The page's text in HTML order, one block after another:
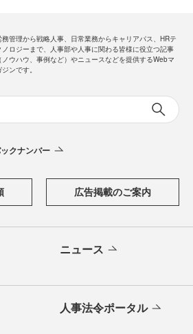
務管理から戦略人事、日常業務からキャリアパス、HRテ
ノロジーまで、人事部や人事に関わる皆様に役立つ記事
（ノウハウ、事例など）やニュースなどを提供するWebマ
ジンです。
クナンバー
広告掲載のご案内
ニュース
人事法令ポータル